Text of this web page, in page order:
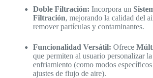
Doble Filtración: Incorpora un
Filtración, mejorando la calidad del
remover partículas y contaminantes.
Funcionalidad Versátil: Ofrece
que permiten al usuario personalizar
enfriamiento (como modos
ajustes de flujo de aire).